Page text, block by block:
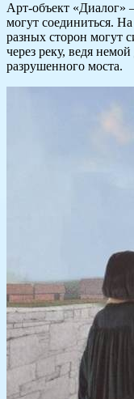
Арт-объект «Диалог»
могут соединиться.
разных сторон могут
через реку, ведя
разрушенного моста.